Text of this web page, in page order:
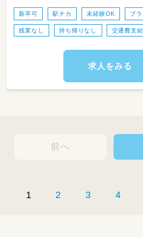
士 普通自動車運転免許
新卒可 駅チカ 未経験OK ブ
残業なし 持ち帰りなし 交通費支給
求人をみる
前へ
1 2 3 4